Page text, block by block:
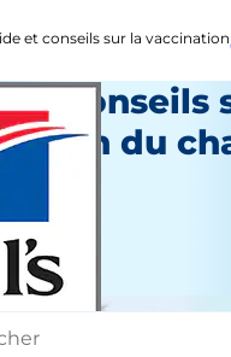
et conseils sur la
et conseils
du